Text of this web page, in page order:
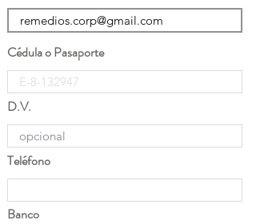
Cédula o Pasaporte
D.V.
Teléfono
Banco